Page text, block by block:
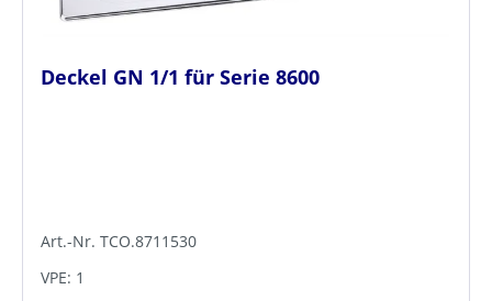
Deckel GN 1/1 für Serie 8600
Art.-Nr. TCO.8711530
VPE: 1